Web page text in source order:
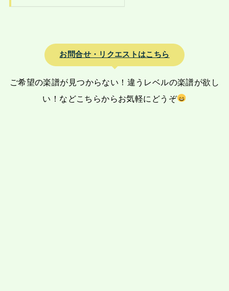
お問合せ・リクエストはこちら
ご希望の楽譜が見つからない！違うレベルの楽譜が欲し
い！などこちらからお気軽にどうぞ